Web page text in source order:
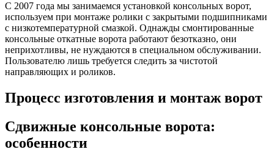
С 2007 года мы занимаемся установкой консольных ворот,
используем при монтаже ролики с закрытыми подшипниками
с низкотемпературной смазкой. Однажды смонтированные
консольные откатные ворота работают безотказно, они
неприхотливы, не нуждаются в специальном обслуживании.
Пользователю лишь требуется следить за чистотой
направляющих и роликов.
Процесс изготовления и монтаж ворот
Сдвижные консольные ворота:
особенности